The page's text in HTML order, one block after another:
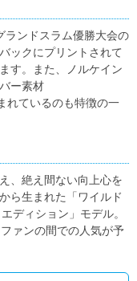
ランドスラム優勝大会の
ックにプリントされて
す。また、ノルケイン
ー素材
れているのも特徴の一
、絶え間ない向上心を
ら生まれた「ワイルド
ディション」モデル。
ァンの間での人気が予